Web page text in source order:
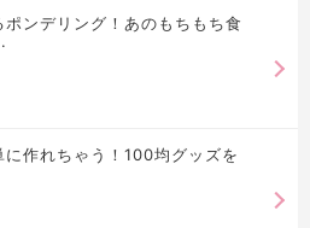
ポンデリング！あのもちもち食
に作れちゃう！100均グッズを